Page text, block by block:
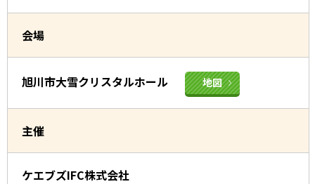
会場
旭川市大雪クリスタルホール 地図
主催
ケエブズIFC株式会社